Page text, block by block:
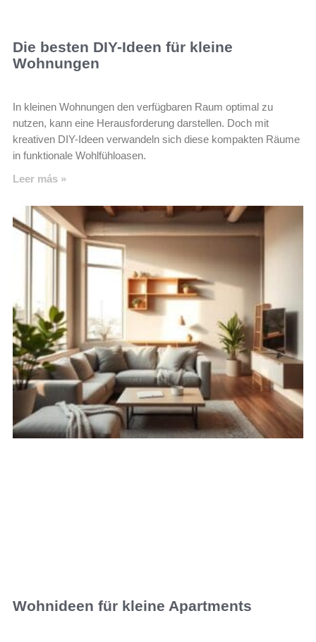
Die besten DIY-Ideen für kleine
Wohnungen
In kleinen Wohnungen den verfügbaren Raum optimal zu
nutzen, kann eine Herausforderung darstellen. Doch mit
kreativen DIY-Ideen verwandeln sich diese kompakten Räume
in funktionale Wohlfühloasen.
Leer más »
Wohnideen für kleine Apartments